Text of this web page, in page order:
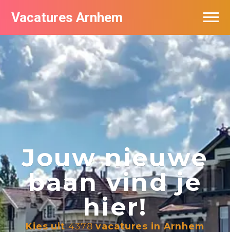
Vacatures Arnhem
Jouw nieuwe
baan vind je
hier!
Kies uit4378vacatures in Arnhem
Vacatures per bedrijf in Arnhem
Nieuwsbrief feed